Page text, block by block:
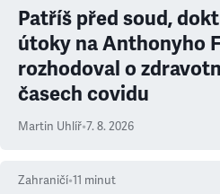
Patříš před soud,
útoky na Anthonyho
rozhodoval o
časech covidu
Martin Uhlíř•7. 8. 2026
Zahraničí•11 minut